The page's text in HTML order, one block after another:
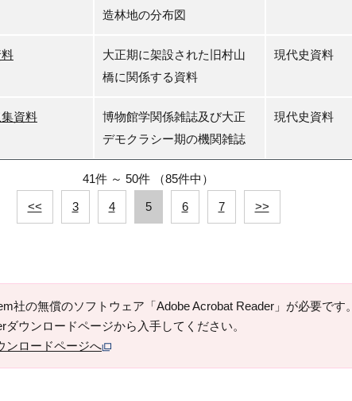
造林地の分布図
大正期に架設された旧村山
橋に関係する資料
現代史資料
資料
博物館学関係雑誌及び大正
デモクラシー期の機関雑誌
現代史資料
41件 ～ 50件 （85件中）
<< 3 4 5 6 7 >>
社の無償のソフトウェア「Adobe Acrobat Reader」が必要です。
ダウンロードページから入手してください。
ンロードページへ